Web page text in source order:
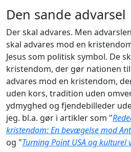
Den sande advarsel
Der skal advares. Men
skal advares mod en
Jesus som politisk symbol. De
kristendom, der gør nationen
advares mod en kristendom,
uden kors, tradition uden
ydmyghed og fjendebilleder
jeg. bl.a. gør i artikler som "
kristendom: En bevægelse mod
og "Turning Point USA og kulturel